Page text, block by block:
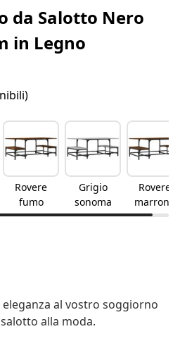
da Salotto Nero
in Legno
Rovere
fumo
Grigio
sonoma
Rovere
marrone
al vostro soggiorno
alla moda.